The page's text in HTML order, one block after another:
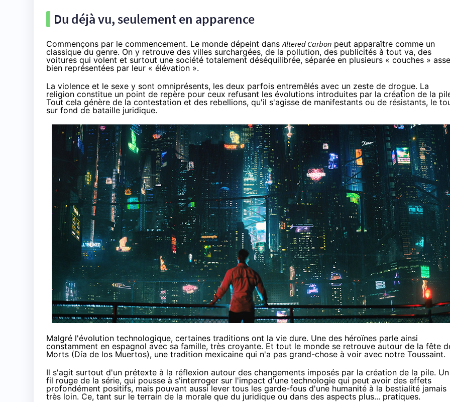
Du déjà vu, seulement en apparence
Commençons par le commencement. Le monde dépeint dansAltered Carbon peut apparaître comme un
classique du genre. On y retrouve des villes surchargées, de la pollution, des publicités à tout va, des
voitures qui volent et surtout une société totalement déséquilibrée, séparée en plusieurs « couches »
bien représentées par leur « élévation ».
La violence et le sexe y sont omniprésents, les deux parfois entremêlés avec un zeste de drogue. La
religion constitue un point de repère pour ceux refusant les évolutions introduites par la création de la
Tout cela génère de la contestation et des rebellions, qu'il s'agisse de manifestants ou de résistants, le
sur fond de bataille juridique.
Malgré l'évolution technologique, certaines traditions ont la vie dure. Une des héroïnes parle ainsi
constamment en espagnol avec sa famille, très croyante. Et tout le monde se retrouve autour de la fête
Morts (Día de los Muertos), une tradition mexicaine qui n'a pas grand-chose à voir avec notre Toussaint.
Il s'agit surtout d'un prétexte à la réflexion autour des changements imposés par la création de la pile. Un
fil rouge de la série, qui pousse à s'interroger sur l'impact d'une technologie qui peut avoir des effets
profondément positifs, mais pouvant aussi lever tous les garde-fous d'une humanité à la bestialité jamais
très loin. Ce, tant sur le terrain de la morale que du juridique ou dans des aspects plus... pratiques.